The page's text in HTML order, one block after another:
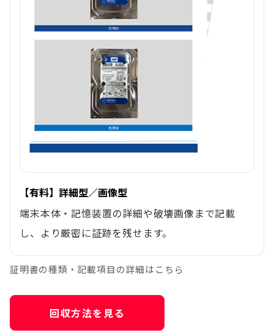
【有料】詳細型／画像型
端末本体・記憶装置の詳細や破壊画像まで記載
し、より厳密に証跡を残せます。
証明書の種類・記載項目の詳細はこちら
回収方法を見る